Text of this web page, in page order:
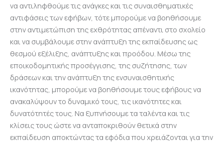
να αντιληφθούμε τις ανάγκες και τις συναισθηματικές
αντιφάσεις των εφήβων, τότε μπορούμε να βοηθήσουμε
στην αντιμετώπιση της εχθρότητας απέναντι στο σχολείο
και να συμβάλουμε στην ανάπτυξη της εκπαίδευσης ως
θεσμού εξέλιξης, ανάπτυξης και προόδου. Μέσω της
εποικοδομητικής προσέγγισης, της συζήτησης, των
δράσεων και την ανάπτυξη της ενσυναισθητικής
ικανότητας, μπορούμε να βοηθήσουμε τους εφήβους να
ανακαλύψουν το δυναμικό τους, τις ικανότητες και
δυνατότητές τους. Να ξυπνήσουμε τα ταλέντα και τις
κλίσεις τους ώστε να ανταποκριθούν θετικά στην
εκπαίδευση αποκτώντας τα εφόδια που χρειάζονται για την